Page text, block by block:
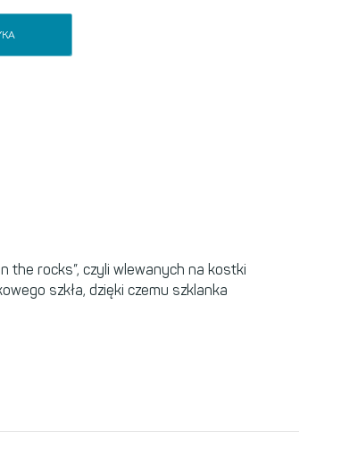
the rocks”, czyli wlewanych na kostki
szkła, dzięki czemu szklanka